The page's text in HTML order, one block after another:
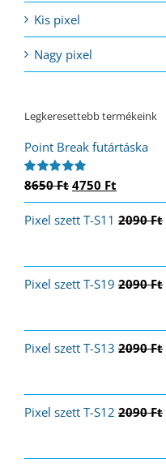
Kis pixel
Nagy pixel
Legkeresettebb termékeink
Point Break futártáska
Értékelés:
8650Ft Original
price
was:
4750 Ft
price
is:
Pixel szett T-S11 2090Ft
Pixel szett T-S19 2090Ft
Pixel szett T-S13 2090Ft
Pixel szett T-S12 2090Ft